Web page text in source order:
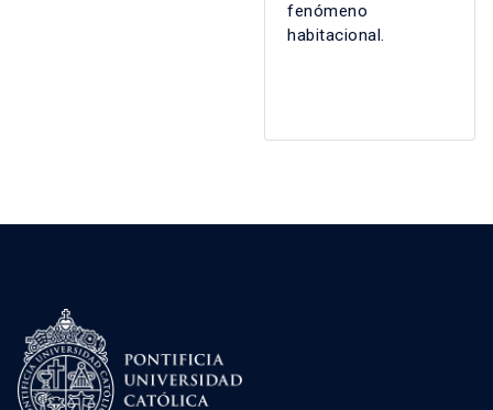
fenómeno
habitacional.